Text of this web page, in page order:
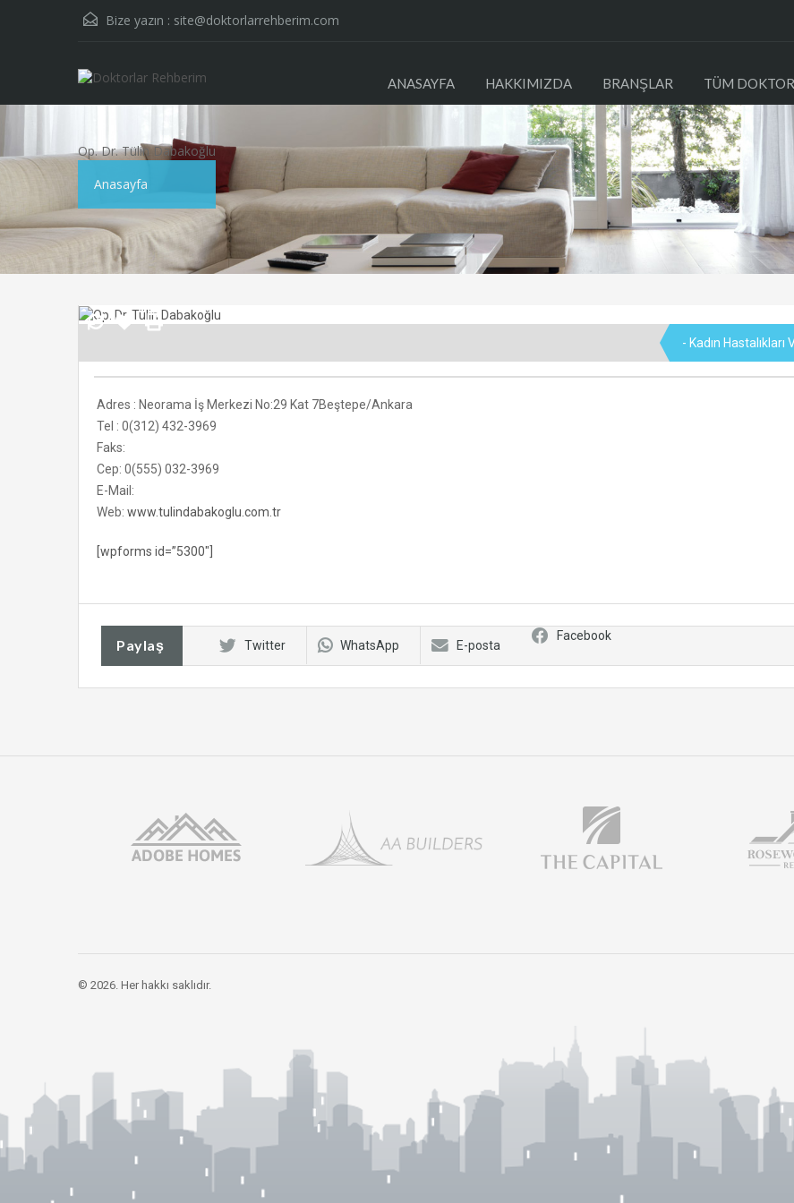
Bize yazın : site@doktorlarrehberim.com
ANASAYFA HAKKIMIZDA BRANŞLAR TÜM
Op. Dr. Tülin Dabakoğlu
Anasayfa
- Kadın Hastalıkları
Adres : Neorama İş Merkezi No:29 Kat 7Beştepe/Ankara
Tel : 0(312) 432-3969
Faks:
Cep: 0(555) 032-3969
E-Mail:
Web: www.tulindabakoglu.com.tr
[wpforms id=”5300″]
Paylaş
Facebook
Twitter WhatsApp E-posta
© 2026. Her hakkı saklıdır.